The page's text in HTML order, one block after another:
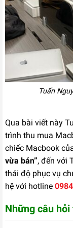
Tuấn
Qua bài viết này
trình thu mua
chiếc Macbook
vừa bán”, đến với
thái độ phục vụ
hệ với hotline
Những câu